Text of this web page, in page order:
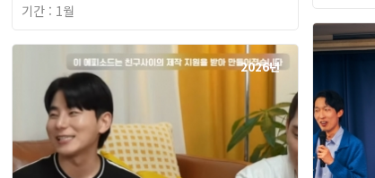
기간 : 1월
2026년